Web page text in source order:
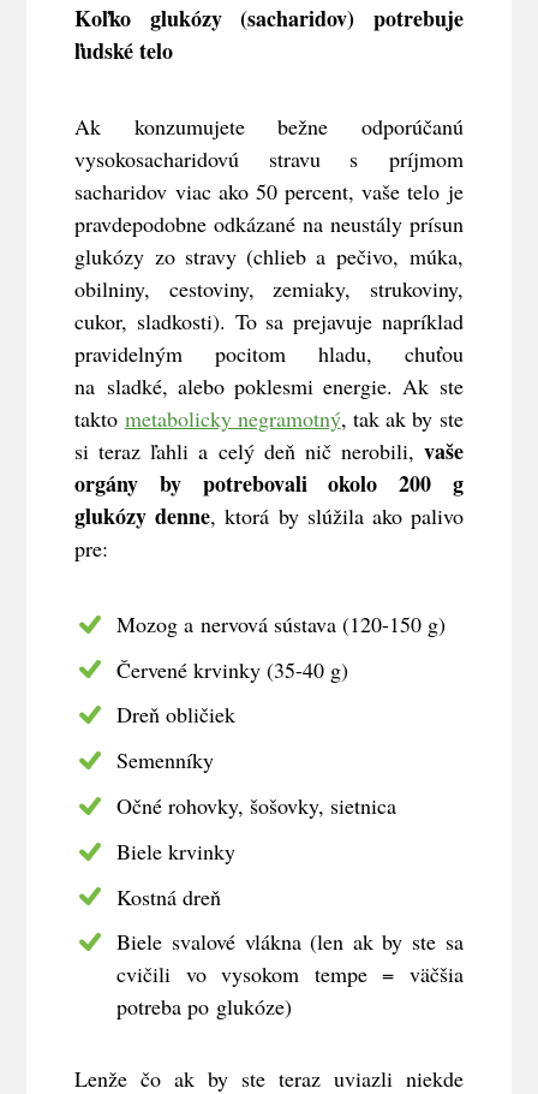
Koľko glukózy (sacharidov) potrebuje
ľudské telo
Ak konzumujete bežne odporúčanú
vysokosacharidovú stravu s príjmom
sacharidov viac ako 50 percent, vaše telo je
pravdepodobne odkázané na neustály prísun
glukózy zo stravy (chlieb a pečivo, múka,
obilniny, cestoviny, zemiaky, strukoviny,
cukor, sladkosti). To sa prejavuje napríklad
pravidelným pocitom hladu, chuťou
na sladké, alebo poklesmi energie. Ak ste
takto metabolicky negramotný, tak ak by ste
si teraz ľahli a celý deň nič nerobili, vaše
orgány by potrebovali okolo 200 g
glukózy denne, ktorá by slúžila ako palivo
pre:
Mozog a nervová sústava (120-150 g)
Červené krvinky (35-40 g)
Dreň obličiek
Semenníky
Očné rohovky, šošovky, sietnica
Biele krvinky
Kostná dreň
Biele svalové vlákna (len ak by ste sa
cvičili vo vysokom tempe = väčšia
potreba po glukóze)
Lenže čo ak by ste teraz uviazli niekde